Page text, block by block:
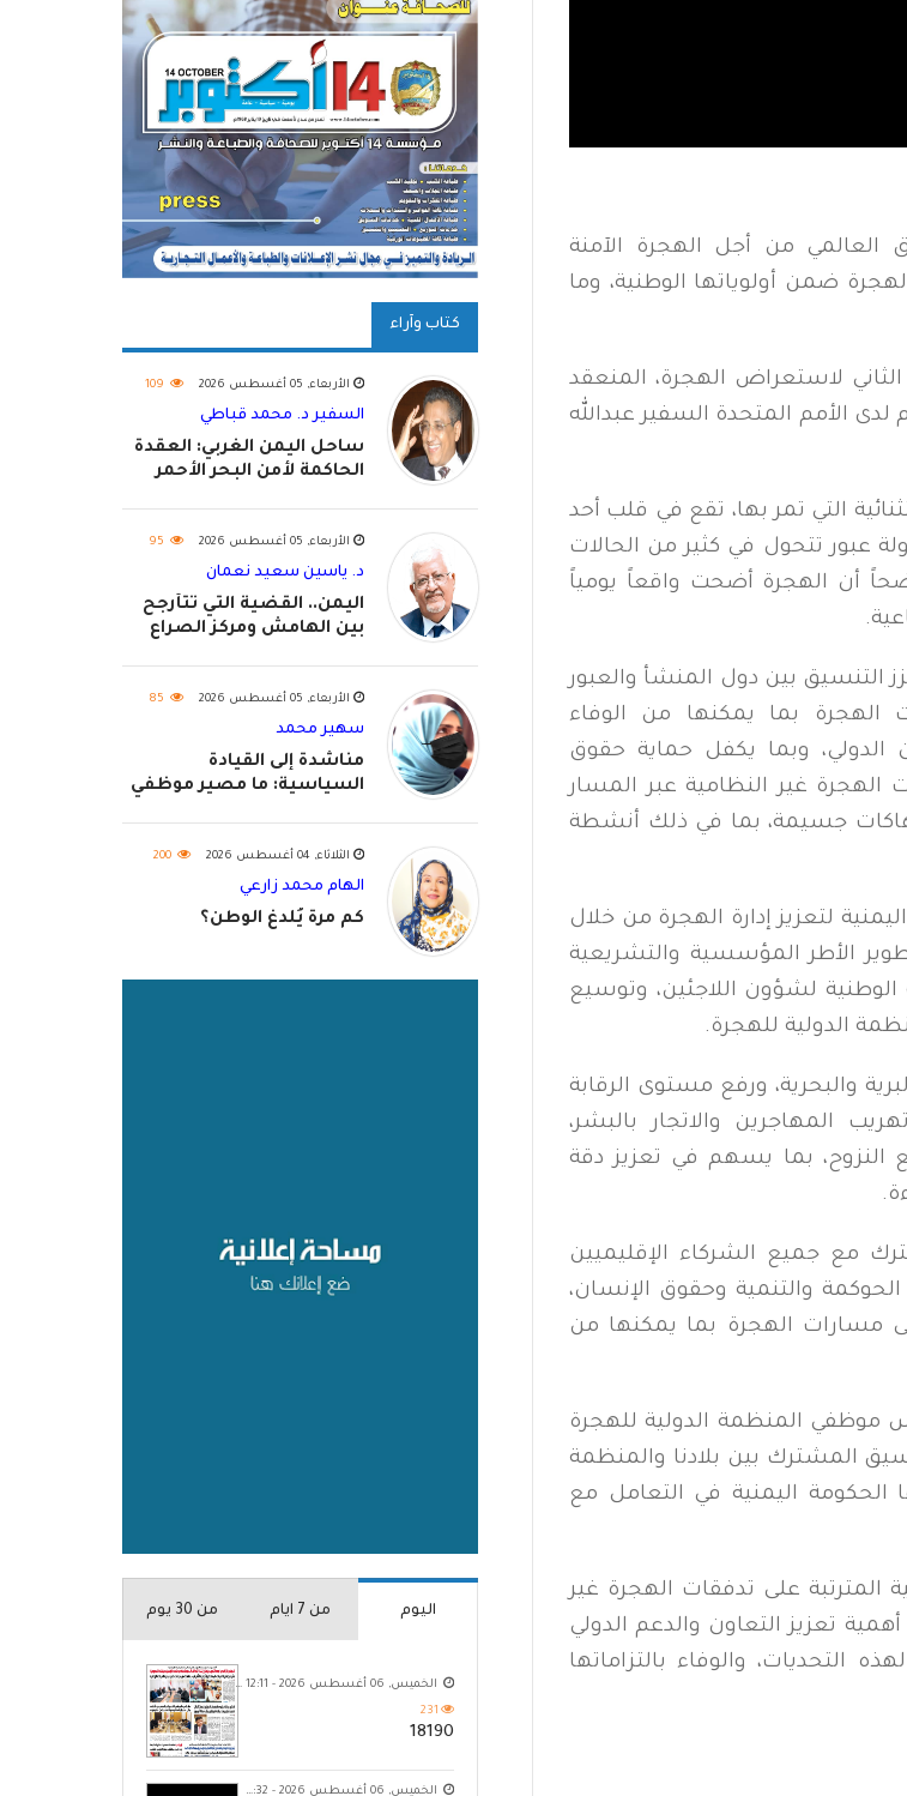
العالمي من أجل الهجرة الآمنة
ضمن أولوياتها الوطنية، وما
لاستعراض الهجرة، المنعقد
لدى الأمم المتحدة السفير عبدالله
التي تمر بها، تقع في قلب أحد
عبور تتحول في كثير من الحالات
أن الهجرة أضحت واقعاً يومياً
بين دول المنشأ والعبور
الهجرة بما يمكنها من الوفاء
الدولي، وبما يكفل حماية حقوق
غير النظامية عبر المسار
جسيمة، بما في ذلك أنشطة
لتعزيز إدارة الهجرة من خلال
الأطر المؤسسية والتشريعية
الوطنية لشؤون اللاجئين، وتوسيع
الدولية للهجرة.
والبحرية، ورفع مستوى الرقابة
المهاجرين والاتجار بالبشر،
النزوح، بما يسهم في تعزيز دقة
مع جميع الشركاء الإقليميين
الحوكمة والتنمية وحقوق الإنسان،
مسارات الهجرة بما يمكنها من
موظفي المنظمة الدولية للهجرة
المشترك بين بلادنا والمنظمة
الحكومة اليمنية في التعامل مع
المترتبة على تدفقات الهجرة غير
تعزيز التعاون والدعم الدولي
التحديات، والوفاء بالتزاماتها
كتاب وآراء
الأربعاء, 05 أغسطس 2026 109
السفير د. محمد قباطي
ساحل اليمن الغربي: العقدة
الحاكمة لأمن البحر الأحمر
الأربعاء, 05 أغسطس 2026 95
د. ياسين سعيد نعمان
اليمن.. القضية التي تتأرجح
بين الهامش ومركز الصراع
الأربعاء, 05 أغسطس 2026 85
سهير محمد
مناشدة إلى القيادة
السياسية: ما مصير موظفي
الثلاثاء, 04 أغسطس 2026 200
الهام محمد زارعي
كم مرة يُلدغ الوطن؟
اليوم من 7 ايام من 30 يوم
الخميس, 06 أغسطس 2026 - 12:11 ص
231
18190
الخميس, 06 أغسطس 2026 - 10:32 م